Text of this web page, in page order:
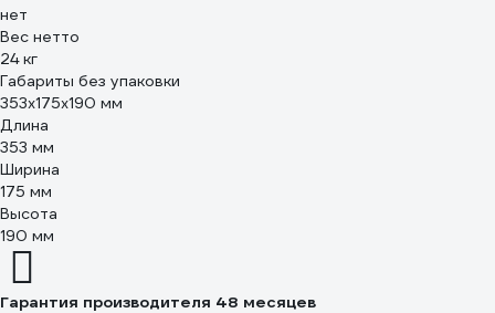
нет
Вес нетто
24 кг
Габариты без упаковки
353х175х190 мм
Длина
353 мм
Ширина
175 мм
Высота
190 мм
Гарантия производителя 48 месяцев